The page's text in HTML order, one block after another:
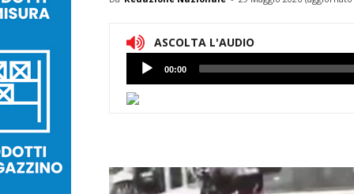
ASCOLTA L'AUDIO
Lettore
Audio
00:00